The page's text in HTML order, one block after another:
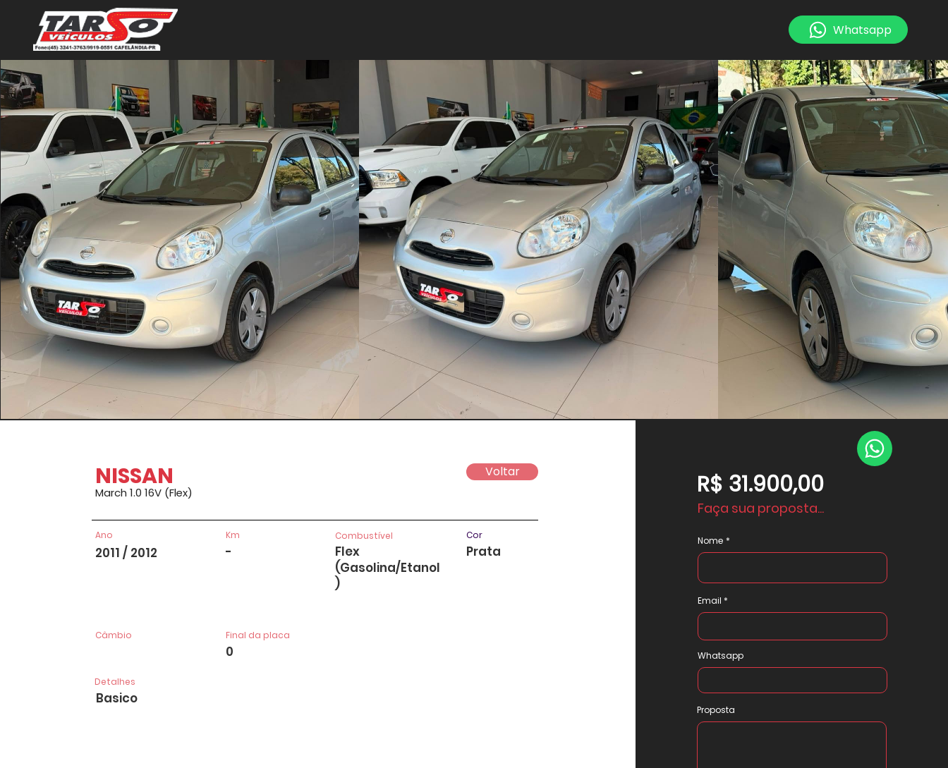
Whatsapp
NISSAN
March 1.0 16V (Flex)
Voltar
Ano
2011 / 2012
Km
-
Combustível
Flex
(Gasolina/Etanol
)
Cor
Prata
Câmbio Final da placa
0
Detalhes
Basico
R$ 31.900,00
Faça sua proposta...
Nome
Email
Whatsapp
Proposta